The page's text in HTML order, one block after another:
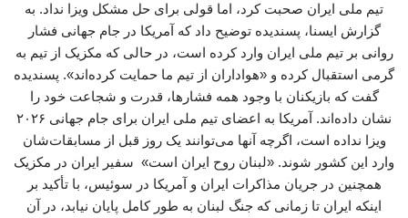
تیم ملی ایران صحبت کرد، اما قولی برای حل مشکل ویزا نداد. به
گزارش ایسنا، پسندیده توضیح داد که آمریکا در جام جهانی فشار
روانی بر تیم ملی ایران وارد کرده است، در حالی که مکزیک از تیم به
گرمی استقبال کرده و «هواداران از تیم ما حمایت کرده‌اند». پسندیده
گفت که بازیکنان با وجود همه فشارها، قدرت و شجاعت خود را
نشان داده‌اند. آمریکا به اعضای تیم ملی ایران برای جام جهانی ۲۰۲۶
ویزا نداده است، اگرچه آنها می‌توانند یک روز قبل از مسابقات‌شان
وارد این کشور شوند. «لبنان روح ایران است» سفیر ایران در مکزیک
همچنین در جریان مذاکرات ایران و آمریکا در سوئیس، با تأکید بر
اینکه ایران تا زمانی که جنگ لبنان به طور کامل پایان نیابد، در آن